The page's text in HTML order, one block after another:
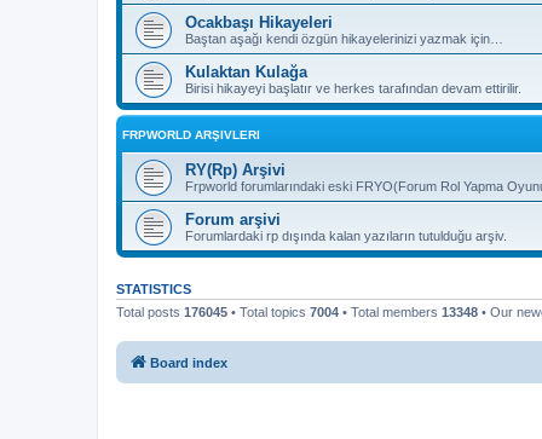
Ocakbaşı Hikayeleri
Baştan aşağı kendi özgün hikayelerinizi yazmak için…
Kulaktan Kulağa
Birisi hikayeyi başlatır ve herkes tarafından devam ettirilir.
FRPWORLD ARŞIVLERI
RY(Rp) Arşivi
Frpworld forumlarındaki eski FRYO(Forum Rol Yapma
Forum arşivi
Forumlardaki rp dışında kalan yazıların tutulduğu arşiv.
STATISTICS
Total posts 176045 • Total topics 7004 • Total members 13348 • Our
Board index